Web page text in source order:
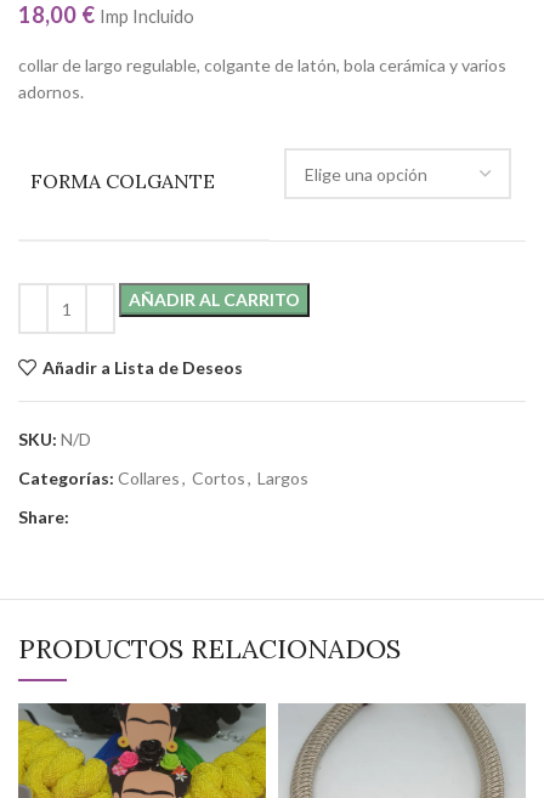
18,00 € Imp Incluido
collar de largo regulable, colgante de latón, bola cerámica y varios
adornos.
FORMA COLGANTE
AÑADIR AL CARRITO
Añadir a Lista de Deseos
SKU: N/D
Categorías: Collares, Cortos, Largos
Share:
PRODUCTOS RELACIONADOS